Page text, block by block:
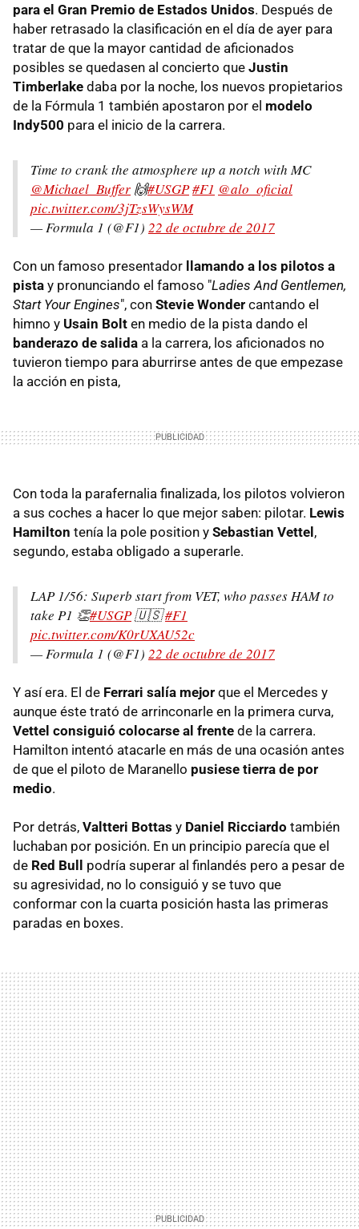
para el Gran Premio de Estados Unidos. Después de
haber retrasado la clasificación en el día de ayer para
tratar de que la mayor cantidad de aficionados
posibles se quedasen al concierto que Justin
Timberlake daba por la noche, los nuevos propietarios
de la Fórmula 1 también apostaron por el modelo
Indy500 para el inicio de la carrera.
Time to crank the atmosphere up a notch with MC
@Michael_Buffer 🙌#USGP#F1 @alo_oficial
pic.twitter.com/3jTzsWysWM
— Formula 1 (@F1) 22 de octubre de 2017
Con un famoso presentador llamando a los pilotos a
pista y pronunciando el famoso "Ladies And Gentlemen,
Start Your Engines", con Stevie Wonder cantando el
himno y Usain Bolt en medio de la pista dando el
banderazo de salida a la carrera, los aficionados no
tuvieron tiempo para aburrirse antes de que empezase
la acción en pista,
Con toda la parafernalia finalizada, los pilotos volvieron
a sus coches a hacer lo que mejor saben: pilotar. Lewis
Hamilton tenía la pole position y Sebastian Vettel,
segundo, estaba obligado a superarle.
LAP 1/56: Superb start from VET, who passes HAM to
take P1 👏#USGP🇺🇸#F1
pic.twitter.com/K0rUXAU52c
— Formula 1 (@F1) 22 de octubre de 2017
Y así era. El de Ferrari salía mejor que el Mercedes y
aunque éste trató de arrinconarle en la primera curva,
Vettel consiguió colocarse al frente de la carrera.
Hamilton intentó atacarle en más de una ocasión antes
de que el piloto de Maranello pusiese tierra de por
medio.
Por detrás, Valtteri Bottas y Daniel Ricciardo también
luchaban por posición. En un principio parecía que el
de Red Bull podría superar al finlandés pero a pesar de
su agresividad, no lo consiguió y se tuvo que
conformar con la cuarta posición hasta las primeras
paradas en boxes.